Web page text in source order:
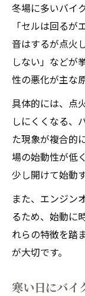
冬場に多いバイ
「セルは回る
音はするが点火
しない」などが
性の悪化が主な
具体的には、点
しにくくなる、
た現象が複合的
場の始動性が低
少し開けて始動
また、エンジン
るため、始動に
れらの特徴を踏
が大切です。
寒い日にバイ